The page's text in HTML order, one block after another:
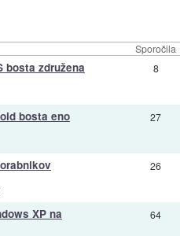
Sporočila
bosta združena 8
bosta eno 27
26
XP na 64